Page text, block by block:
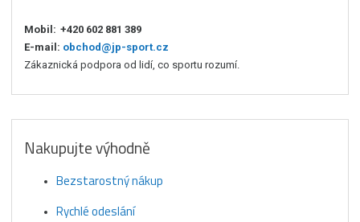
Mobil: +420 602 881 389
E-mail: obchod@jp-sport.cz
Zákaznická podpora od lidí, co sportu rozumí.
Nakupujte výhodně
Bezstarostný nákup
Rychlé odeslání